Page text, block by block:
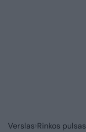
Verslas Rinkos pulsas